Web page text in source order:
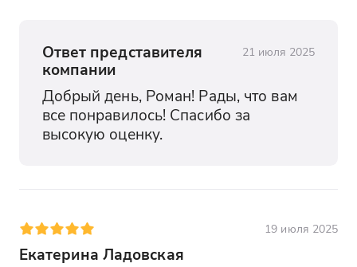
Ответ представителя
компании
21 июля 2025
Добрый день, Роман! Рады, что вам
все понравилось! Спасибо за
высокую оценку.
19 июля 2025
Екатерина Ладовская